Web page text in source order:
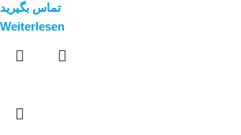
تماس بگیرید
Weiterlesen